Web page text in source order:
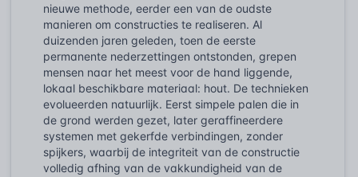
nieuwe methode, eerder een van de oudste
manieren om constructies te realiseren. Al
duizenden jaren geleden, toen de eerste
permanente nederzettingen ontstonden, grepen
mensen naar het meest voor de hand liggende,
lokaal beschikbare materiaal: hout. De technieken
evolueerden natuurlijk. Eerst simpele palen die in
de grond werden gezet, later geraffineerdere
systemen met gekerfde verbindingen, zonder
spijkers, waarbij de integriteit van de constructie
volledig afhing van de vakkundigheid van de